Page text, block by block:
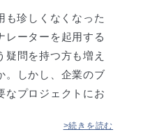
も珍しくなくなった
レーターを起用する
問を持つ方も増え
。しかし、企業のブ
なプロジェクトにお
>続きを読む